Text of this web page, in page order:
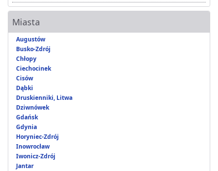
Miasta
Augustów
Busko-Zdrój
Chłopy
Ciechocinek
Cisów
Dąbki
Druskienniki, Litwa
Dziwnówek
Gdańsk
Gdynia
Horyniec-Zdrój
Inowrocław
Iwonicz-Zdrój
Jantar